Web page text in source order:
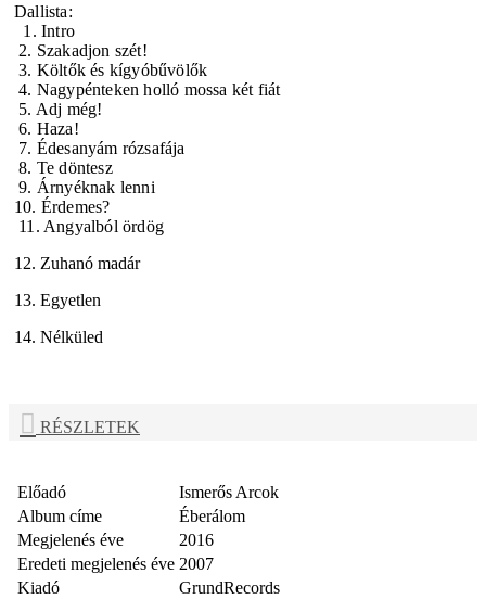
Dallista:
1. Intro
2. Szakadjon szét!
3. Költők és kígyóbűvölők
4. Nagypénteken holló mossa két fiát
5. Adj még!
6. Haza!
7. Édesanyám rózsafája
8. Te döntesz
9. Árnyéknak lenni
10. Érdemes?
11. Angyalból ördög
12. Zuhanó madár
13. Egyetlen
14. Nélküled
RÉSZLETEK
Előadó
Ismerős Arcok
Album címe
Éberálom
Megjelenés éve
2016
Eredeti megjelenés éve 2007
Kiadó
GrundRecords